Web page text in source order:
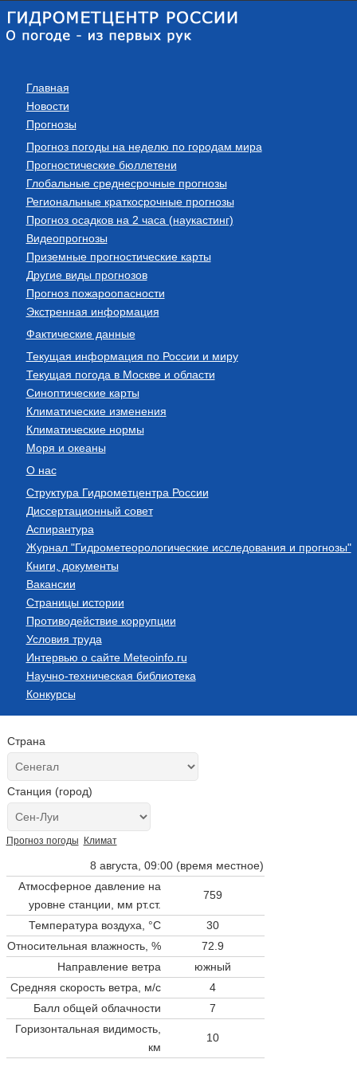
Главная
Новости
Прогнозы
Прогноз погоды на неделю по городам мира
Прогностические бюллетени
Глобальные среднесрочные прогнозы
Региональные краткосрочные прогнозы
Прогноз осадков на 2 часа (наукастинг)
Видеопрогнозы
Приземные прогностические карты
Другие виды прогнозов
Прогноз пожароопасности
Экстренная информация
Фактические данные
Текущая информация по России и миру
Текущая погода в Москве и области
Синоптические карты
Климатические изменения
Климатические нормы
Моря и океаны
О нас
Структура Гидрометцентра России
Диссертационный совет
Аспирантура
Журнал "Гидрометеорологические исследования и прогнозы"
Книги, документы
Вакансии
Страницы истории
Противодействие коррупции
Условия труда
Интервью о сайте Meteoinfo.ru
Научно-техническая библиотека
Конкурсы
Страна
Станция (город)
Прогноз погоды Климат
8 августа, 09:00 (время местное)
Атмосферное давление на
уровне станции, мм рт.ст.
759
Температура воздуха, °C
30
Относительная влажность, %
72.9
Направление ветра
южный
Средняя скорость ветра, м/с
4
Балл общей облачности
7
Горизонтальная видимость,
км
10